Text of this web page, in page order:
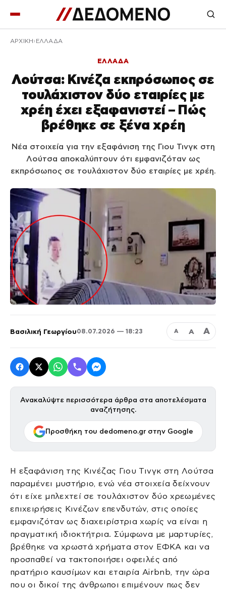
ΑΡΧΙΚΉ ΕΛΛΑΔΑ
ΕΛΛΑΔΑ
Λούτσα: Κινέζα εκπρόσωπος σε
τουλάχιστον δύο εταιρίες με
χρέη έχει εξαφανιστεί – Πώς
βρέθηκε σε ξένα χρέη
Νέα στοιχεία για την εξαφάνιση της Γιου Τινγκ στη
Λούτσα αποκαλύπτουν ότι εμφανιζόταν ως
εκπρόσωπος σε τουλάχιστον δύο εταιρίες με χρέη.
Βασιλική Γεωργίου08.07.2026 — 18:23 Α Α Α
Ανακαλύψτε περισσότερα άρθρα στα αποτελέσματα
αναζήτησης.
Προσθήκη του dedomeno.gr στην Google
Η εξαφάνιση της Κινέζας Γιου Τινγκ στη Λούτσα
παραμένει μυστήριο, ενώ νέα στοιχεία δείχνουν
ότι είχε μπλεχτεί σε τουλάχιστον δύο χρεωμένες
επιχειρήσεις Κινέζων επενδυτών, στις οποίες
εμφανιζόταν ως διαχειρίστρια χωρίς να είναι η
πραγματική ιδιοκτήτρια. Σύμφωνα με μαρτυρίες,
βρέθηκε να χρωστά χρήματα στον ΕΦΚΑ και να
προσπαθεί να τακτοποιήσει οφειλές από
πρατήριο καυσίμων και εταιρία Airbnb, την ώρα
που οι δικοί της άνθρωποι επιμένουν πως δεν